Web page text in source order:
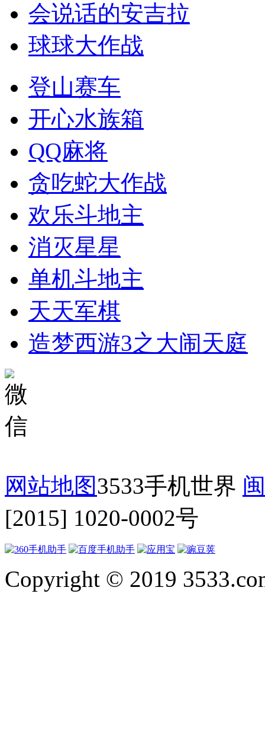
会说话的安吉拉
球球大作战
登山赛车
开心水族箱
QQ麻将
贪吃蛇大作战
欢乐斗地主
消灭星星
单机斗地主
天天军棋
造梦西游3之大闹天庭
网站地图3533手机世界
[2015] 1020-0002号
Copyright © 2019